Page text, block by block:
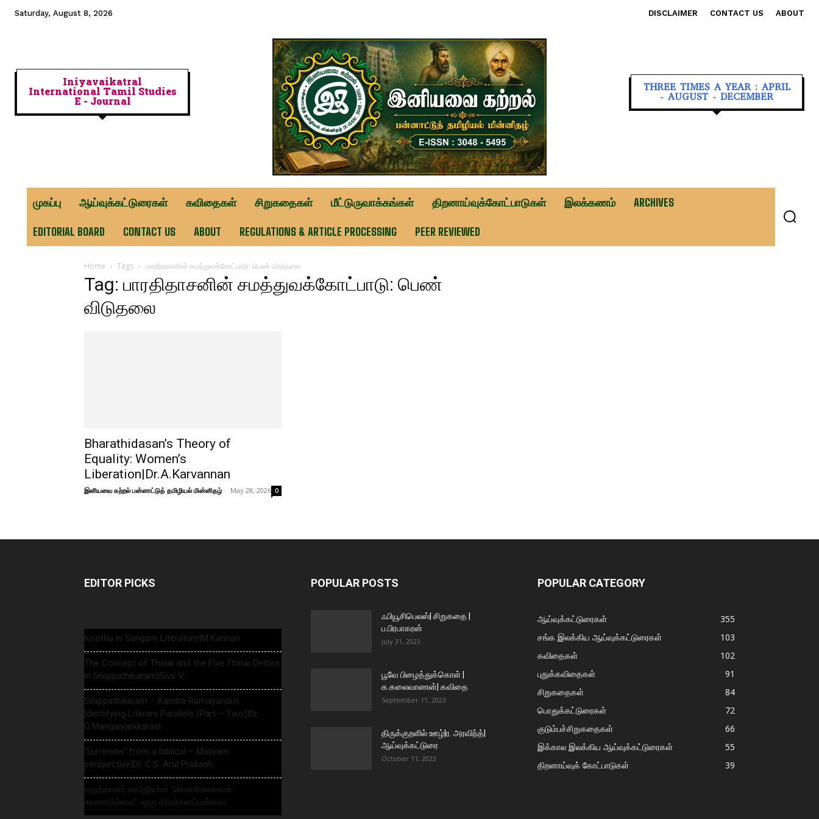
Saturday, August 8, 2026 DISCLAIMER CONTACT US ABOUT
Iniyavaikatral
International Tamil Studies
E - Journal
THREE TIMES A YEAR : APRIL
- AUGUST - DECEMBER
முகப்பு ஆய்வுக்கட்டுரைகள் கவிதைகள் சிறுகதைகள் மீட்டுருவாக்கங்கள் திறனாய்வுக்கோட்பாடுகள் இலக்கணம் ARCHIVES
EDITORIAL BOARD CONTACT US ABOUT REGULATIONS & ARTICLE PROCESSING PEER REVIEWED
Home Tags பாரதிதாசனின் சமத்துவக்கோட்பாடு: பெண் விடுதலை
Tag: பாரதிதாசனின் சமத்துவக்கோட்பாடு: பெண்
விடுதலை
Bharathidasan’s Theory of
Equality: Women’s
Liberation|Dr.A.Karvannan
இனியவை கற்றல் பன்னாட்டுத் தமிழியல் மின்னிதழ் - May 28, 2026 0
EDITOR PICKS
Koothu in Sangam Literature|M.Kannan
The Concept of Thinai and the Five Thinai Deities
in Silappathikaram|Siva V
Silappathikaram – Kamba Ramayanam:
Identifying Literary Parallels (Part – Two)|Dr.
G.Mangaiyarkkarasi
‘Surrender’ from a biblical – Maliyam
perspective|Dr. C.S. Arul Prakash
எழுத்தாளர் கவிஜியின் ‘கௌசிகாவைக்
காணவில்லை’ -ஒரு விமர்சனப்பார்வை
POPULAR POSTS
ஃபியூசிபெலஸ்| சிறுகதை |
ப.பிரபாகரன்
July 31, 2023
பூவே பிழைத்துக்கொள் |
க.கலைவாணன்| கவிதை
September 11, 2023
திருக்குறளில் ஊழ்|ர. அரவிந்த்|
ஆய்வுக்கட்டுரை
October 11, 2023
POPULAR CATEGORY
ஆய்வுக்கட்டுரைகள்
355
சங்க இலக்கிய ஆய்வுக்கட்டுரைகள்
103
கவிதைகள்
102
புதுக்கவிதைகள்
91
சிறுகதைகள்
84
பொதுக்கட்டுரைகள்
72
குடும்பச்சிறுகதைகள்
66
இக்கால இலக்கிய ஆய்வுக்கட்டுரைகள்
55
திறனாய்வுக் கோட்பாடுகள்
39